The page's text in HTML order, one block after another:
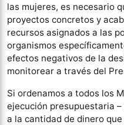
las mujeres, es necesario
proyectos concretos y
recursos asignados a las
organismos
efectos negativos de la
monitorear a través del
Si ordenamos a todos los
ejecución presupuestaria
a la cantidad de dinero